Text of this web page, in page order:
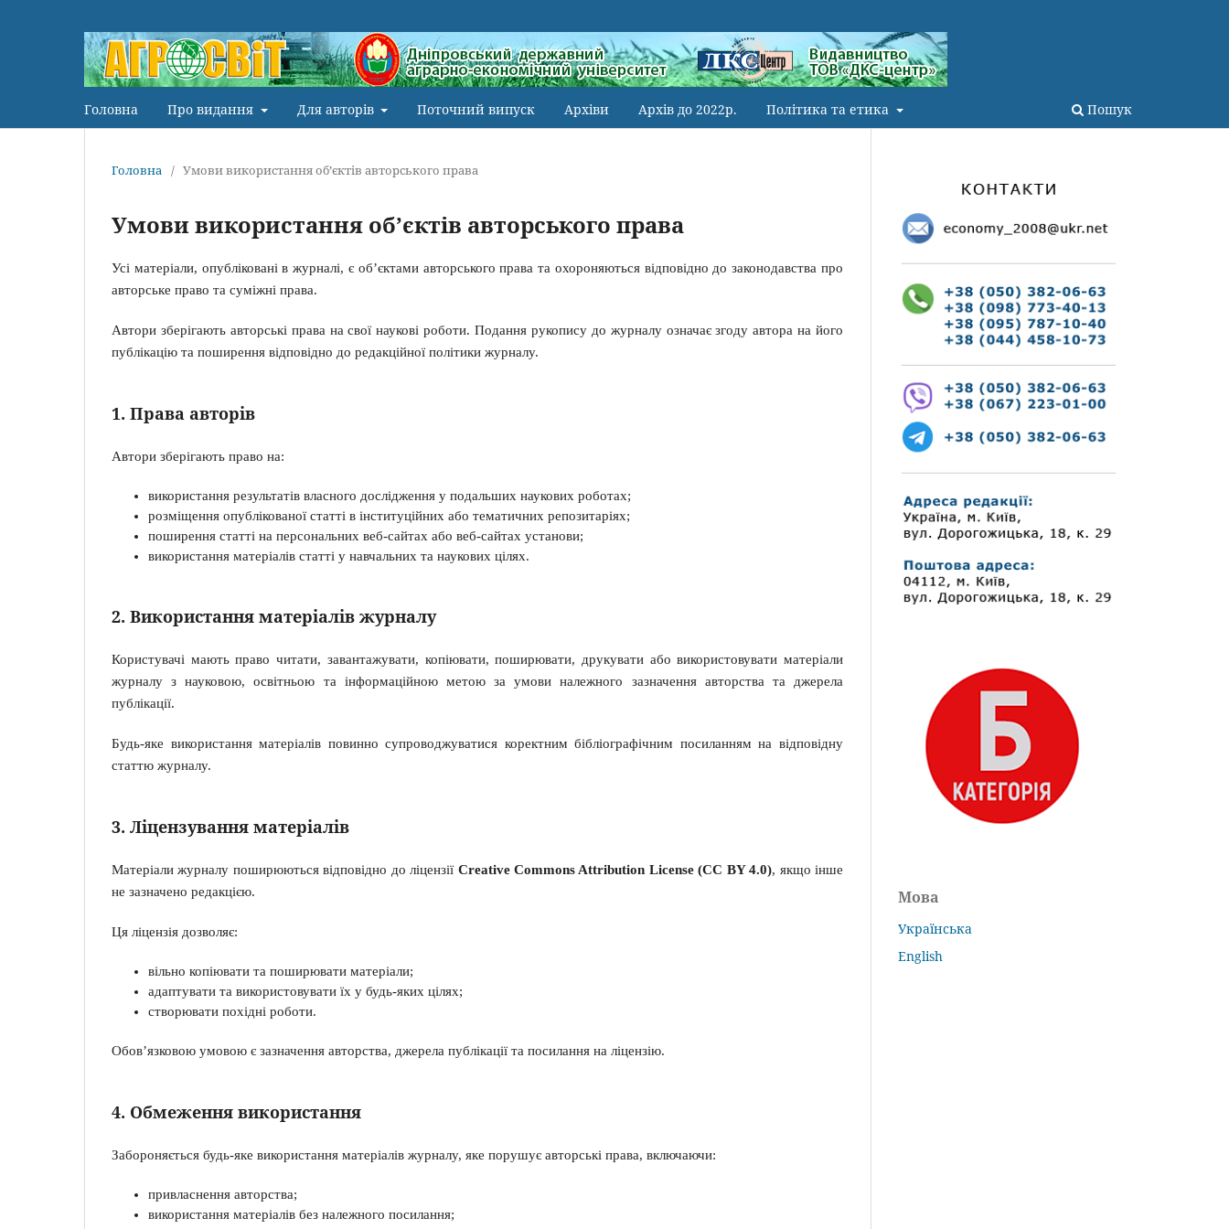
Головна Про видання Для авторів Поточний випуск Архіви Архів до 2022р. Політика та етика Пошук
Головна / Умови використання об’єктів авторського права
Умови використання об’єктів авторського права
Усі матеріали, опубліковані в журналі, є об’єктами авторського права та охороняються відповідно до законодавства про
авторське право та суміжні права.
Автори зберігають авторські права на свої наукові роботи. Подання рукопису до журналу означає згоду автора на його
публікацію та поширення відповідно до редакційної політики журналу.
1. Права авторів
Автори зберігають право на:
використання результатів власного дослідження у подальших наукових роботах;
розміщення опублікованої статті в інституційних або тематичних репозитаріях;
поширення статті на персональних веб-сайтах або веб-сайтах установи;
використання матеріалів статті у навчальних та наукових цілях.
2. Використання матеріалів журналу
Користувачі мають право читати, завантажувати, копіювати, поширювати, друкувати або використовувати матеріали
журналу з науковою, освітньою та інформаційною метою за умови належного зазначення авторства та джерела
публікації.
Будь-яке використання матеріалів повинно супроводжуватися коректним бібліографічним посиланням на відповідну
статтю журналу.
3. Ліцензування матеріалів
Матеріали журналу поширюються відповідно до ліцензії Creative Commons Attribution License (CC BY 4.0), якщо інше
не зазначено редакцією.
Ця ліцензія дозволяє:
вільно копіювати та поширювати матеріали;
адаптувати та використовувати їх у будь-яких цілях;
створювати похідні роботи.
Обов’язковою умовою є зазначення авторства, джерела публікації та посилання на ліцензію.
4. Обмеження використання
Забороняється будь-яке використання матеріалів журналу, яке порушує авторські права, включаючи:
привласнення авторства;
використання матеріалів без належного посилання;
Мова
Українська
English